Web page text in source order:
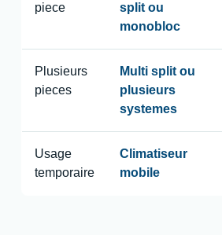
piece
split ou
monobloc
Plusieurs
pieces
Multi split ou
plusieurs
systemes
Usage
temporaire
Climatiseur
mobile